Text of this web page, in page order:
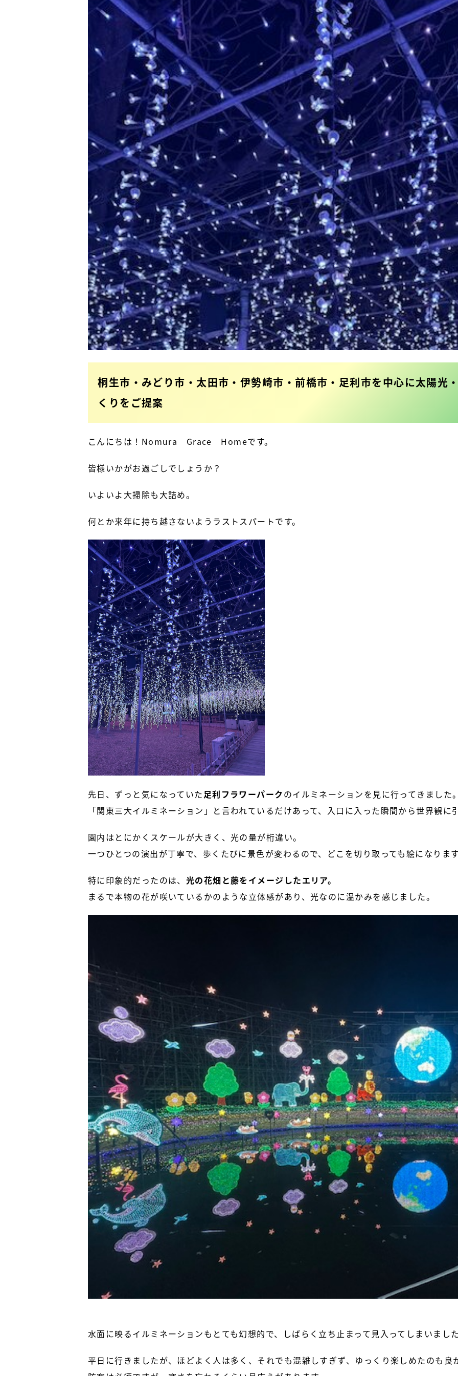
桐生市・みどり市・太田市・伊勢崎市・前橋市・足利市を中心に太陽光
くりをご提案
こんにちは！Nomura Grace Homeです。
皆様いかがお過ごしでしょうか？
いよいよ大掃除も大詰め。
何とか来年に持ち越さないようラストスパートです。
先日、ずっと気になっていた足利フラワーパークのイルミネーションを見に行ってきました。
「関東三大イルミネーション」と言われているだけあって、入口に入った瞬間から世界観に
園内はとにかくスケールが大きく、光の量が桁違い。
一つひとつの演出が丁寧で、歩くたびに景色が変わるので、どこを切り取っても絵になります
特に印象的だったのは、 光の花畑と藤をイメージしたエリア。
まるで本物の花が咲いているかのような立体感があり、光なのに温かみを感じました。
水面に映るイルミネーションもとても幻想的で、しばらく立ち止まって見入ってしまいました
平日に行きましたが、ほどよく人は多く、それでも混雑しすぎず、ゆっくり楽しめたのも良